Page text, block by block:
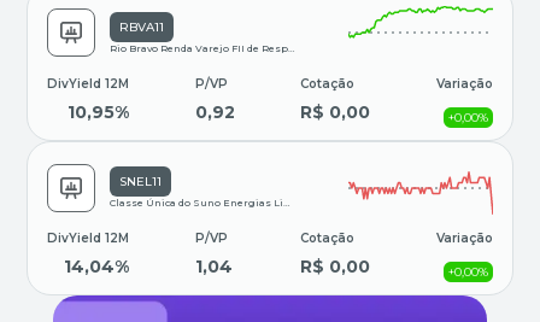
RBVA11
DivYield 12M
10,95%
P/VP
0,92
Cotação
R$ 0,00
Variação
+0,00%
SNEL11
Classe Única do Suno Energias Limpas FII Is Resp L
DivYield 12M
14,04%
P/VP
1,04
Cotação
R$ 0,00
Variação
+0,00%